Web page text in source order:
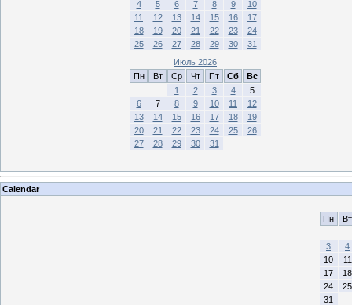
4
5 6 7 8 9
10
11
12 13 14 15 16
17
18
19 20 21 22 23
24
25
26 27 28 29 30
31
Июль 2026
Пн
Вт Ср Чт Пт Сб
Вс
1
2 3 4
5
6
7 8 9 10 11
12
13
14 15 16 17 18
19
20
21 22 23 24 25
26
27
28 29 30 31
Calendar
Пн
Вт
3
4
10
11
17
18
24
25
31